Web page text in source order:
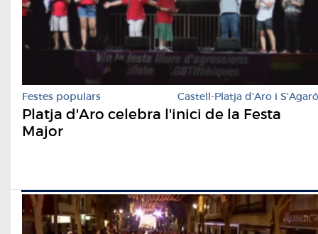
Festes populars Castell-Platja d'Aro i S'Agaró
Platja d'Aro celebra l'inici de la Festa
Major